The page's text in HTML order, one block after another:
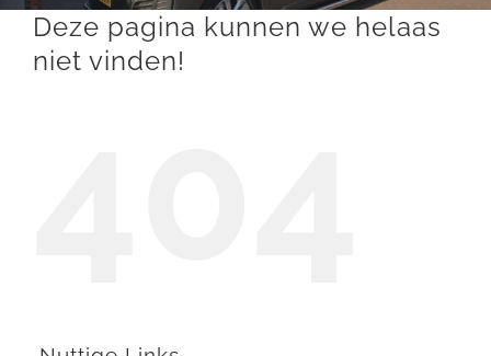
Deze pagina kunnen we helaas
niet vinden!